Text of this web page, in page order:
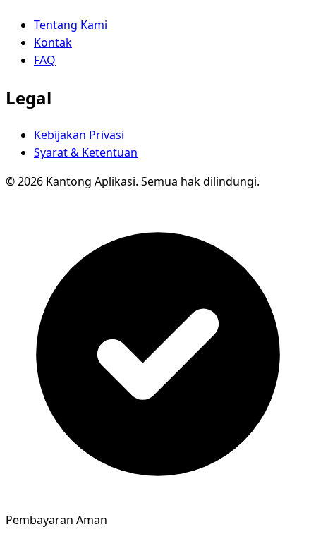
Tentang Kami
Kontak
FAQ
Legal
Kebijakan Privasi
Syarat & Ketentuan
© 2026 Kantong Aplikasi. Semua hak dilindungi.
Pembayaran Aman